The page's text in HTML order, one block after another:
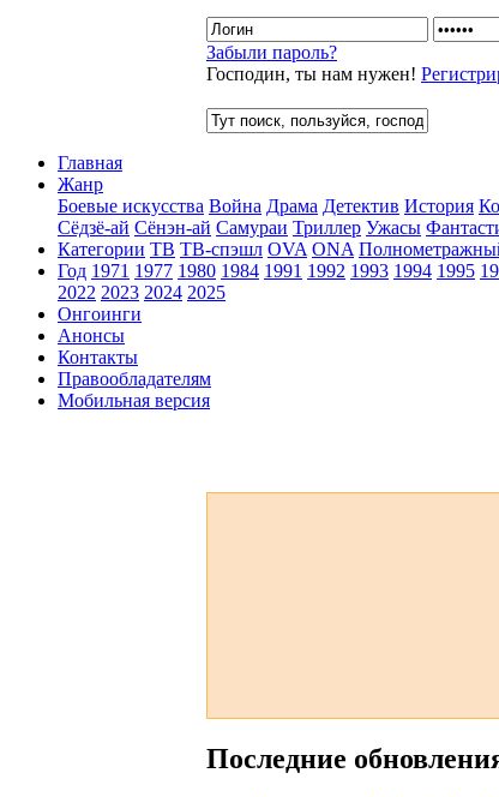
Забыли пароль?
Господин, ты нам нужен!
Главная
Жанр
Боевые искусства Война Драма Детектив История
Сёдзё-ай Сёнэн-ай Самураи Триллер Ужасы
Категории ТВ ТВ-спэшл OVA ONA
Год 1971 1977 1980 1984 1991 1992 1993 1994 1995
2022 2023 2024 2025
Онгоинги
Анонсы
Контакты
Правообладателям
Мобильная версия
Последние